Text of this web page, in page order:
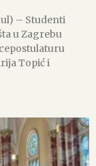
– Studenti
u Zagrebu
Topić i